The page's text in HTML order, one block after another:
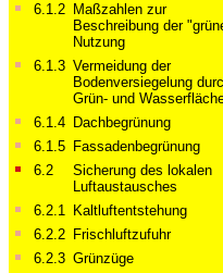
6.1.2 Maßzahlen zur
Beschreibung der
Nutzung
6.1.3 Vermeidung der
Bodenversiegelung
Grün- und
6.1.4 Dachbegrünung
6.1.5 Fassadenbegrünung
6.2
Sicherung des lokalen
Luftaustausches
6.2.1 Kaltluftentstehung
6.2.2 Frischluftzufuhr
6.2.3 Grünzüge